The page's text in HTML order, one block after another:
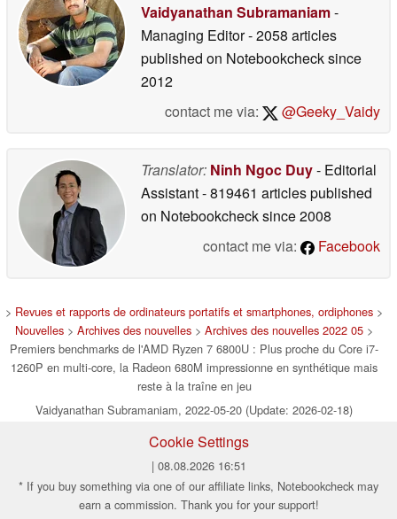
Vaidyanathan Subramaniam-
Managing Editor- 2058 articles
published on Notebookchecksince
2012
contact me via:
@Geeky_Vaidy
Translator: Ninh Ngoc Duy- Editorial
Assistant- 819461 articles published
on Notebookchecksince 2008
contact me via:
Facebook
> Revues et rapports de ordinateurs portatifs et smartphones, ordiphones >
Nouvelles > Archives des nouvelles > Archives des nouvelles 2022 05 >
Premiers benchmarks de l'AMD Ryzen 7 6800U : Plus proche du Core i7-
1260P en multi-core, la Radeon 680M impressionne en synthétique mais
reste à la traîne en jeu
Vaidyanathan Subramaniam, 2022-05-20 (Update: 2026-02-18)
Cookie Settings
| 08.08.2026 16:51
* If you buy something via one of our affiliate links, Notebookcheck may
earn a commission. Thank you for your support!